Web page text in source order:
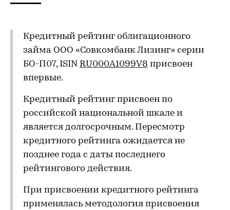
Кредитный рейтинг облигационного
займа ООО «Совкомбанк Лизинг» серии
БО-П07, ISIN RU000A1099V8 присвоен
впервые.
Кредитный рейтинг присвоен по
российской национальной шкале и
является долгосрочным. Пересмотр
кредитного рейтинга ожидается не
позднее года с даты последнего
рейтингового действия.
При присвоении кредитного рейтинга
применялась методология присвоения